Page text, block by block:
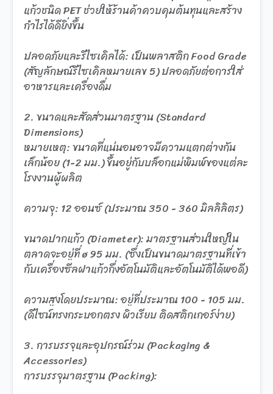
แก้วชนิด PET ช่วยให้ร้านค้าควบคุมต้นทุนและสร้าง
กำไรได้ดียิ่งขึ้น
ปลอดภัยและรีไซเคิลได้: เป็นพลาสติก Food Grade
(สัญลักษณ์รีไซเคิลหมายเลข 5) ปลอดภัยต่อการใส่
อาหารและเครื่องดื่ม
2. ขนาดและสัดส่วนมาตรฐาน (Standard
Dimensions)
หมายเหตุ: ขนาดที่แน่นอนอาจมีความแตกต่างกัน
เล็กน้อย (1-2 มม.) ขึ้นอยู่กับบล็อกแม่พิมพ์ของแต่ละ
โรงงานผู้ผลิต
ความจุ: 12 ออนซ์ (ประมาณ 350 - 360 มิลลิลิตร)
ขนาดปากแก้ว (Diameter): มาตรฐานส่วนใหญ่ใน
ตลาดจะอยู่ที่ ø 95 มม. (ซึ่งเป็นขนาดมาตรฐานที่เข้า
กับเครื่องซีลฝาแก้วกึ่งอัตโนมัติและอัตโนมัติได้พอดี)
ความสูงโดยประมาณ: อยู่ที่ประมาณ 100 - 105 มม.
(ดีไซน์ทรงกระบอกตรง ผิวเรียบ ติดสติกเกอร์ง่าย)
3. การบรรจุและอุปกรณ์ร่วม (Packaging &
Accessories)
การบรรจุมาตรฐาน (Packing):